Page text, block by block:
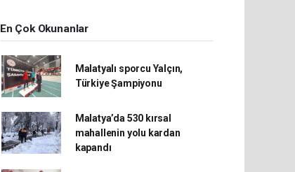
En Çok Okunanlar
Malatyalı sporcu Yalçın,
Türkiye Şampiyonu
Malatya’da 530 kırsal
mahallenin yolu kardan
kapandı